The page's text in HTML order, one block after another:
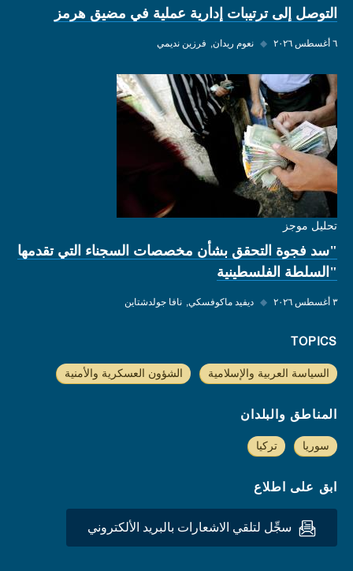
التوصل إلى ترتيبات إدارية عملية في مضيق هرمز
٦ أغسطس ٢٠٢٦ ◆ نعوم ريدان فرزين نديمي
تحليل موجز
"سد فجوة التحقق بشأن مخصصات السجناء التي تقدمها
"السلطة الفلسطينية
٣ أغسطس ٢٠٢٦ ◆ ديفيد ماكوفسكي نافا جولدشتاين
TOPICS
السياسة العربية والإسلامية الشؤون العسكرية والأمنية
المناطق والبلدان
سوريا تركيا
ابق على اطلاع
سجِّل لتلقي الاشعارات بالبريد الألكتروني